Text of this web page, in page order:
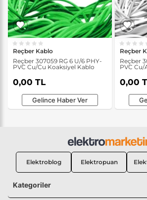
Reçber Kablo
Reçber 307059 RG 6 U/6 PHY-
PVC Cu/Cu Koaksiyel Kablo
0,00 TL
Gelince Haber Ver
Reçber
Reçber
PVC Cu/
0,00
Elektroblog Elektropuan
Kategoriler